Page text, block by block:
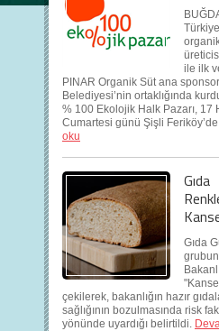
ile ilk
PINAR Organik Süt ana
Belediyesi’nin ortaklığında
% 100 Ekolojik Halk Pazarı, 17
Cumartesi günü Şişli Feriköy’de
oku
Gıda
Gıda
çekilerek, bakanlığın hazır
sağlığının bozulmasında risk
yönünde uyardığı belirtildi.